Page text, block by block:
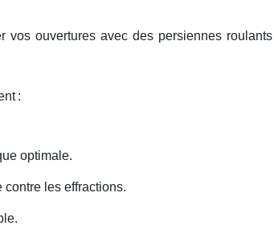
vos ouvertures avec des persiennes roulants
:
optimale.
contre les effractions.